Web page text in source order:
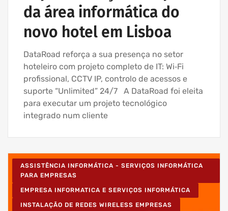
da área informática do
novo hotel em Lisboa
DataRoad reforça a sua presença no setor
hoteleiro com projeto completo de IT: Wi‑Fi
profissional, CCTV IP, controlo de acessos e
suporte “Unlimited” 24/7 A DataRoad foi eleita
para executar um projeto tecnológico
integrado num cliente
ASSISTÊNCIA INFORMÁTICA - SERVIÇOS INFORMÁTICA
PARA EMPRESAS
EMPRESA INFORMATICA E SERVIÇOS INFORMÁTICA
INSTALAÇÃO DE REDES WIRELESS EMPRESAS